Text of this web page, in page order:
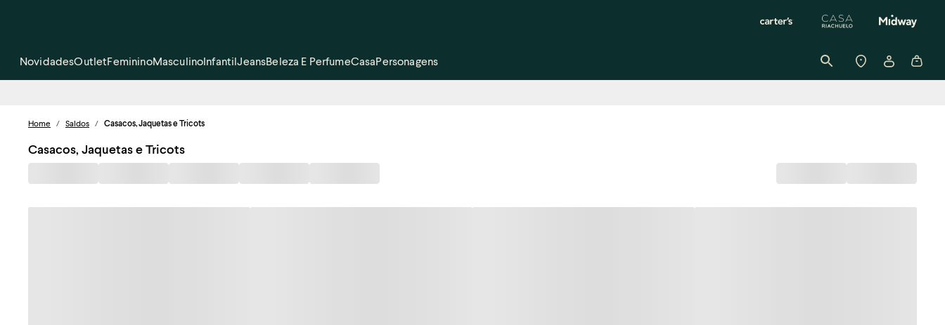
NovidadesOutletFemininoMasculinoInfantilJeansBeleza E PerfumeCasaPersonagens
Home / Saldos / Casacos, Jaquetas e Tricots
Casacos, Jaquetas e Tricots